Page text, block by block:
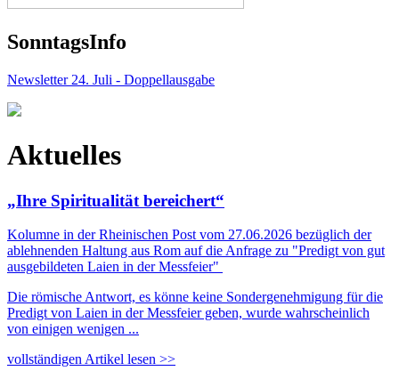
SonntagsInfo
Newsletter 24. Juli - Doppellausgabe
Aktuelles
„Ihre Spiritualität bereichert“
Kolumne in der Rheinischen Post vom 27.06.2026 bezüglich der
ablehnenden Haltung aus Rom auf die Anfrage zu "Predigt von gut
ausgebildeten Laien in der Messfeier"
Die römische Antwort, es könne keine Sondergenehmigung für die
Predigt von Laien in der Messfeier geben, wurde wahrscheinlich
von einigen wenigen ...
vollständigen Artikel lesen >>